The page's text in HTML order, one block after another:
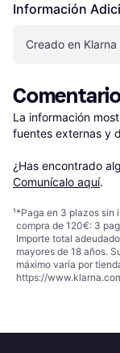
Información
Creado en Klarna
La información
fuentes externas y
¿Has encontrado
Comunícalo aquí.
¹*Paga en 3 plazos sin
compra de 120€: 3
Importe total
mayores de 18 años.
máximo varía por
https://